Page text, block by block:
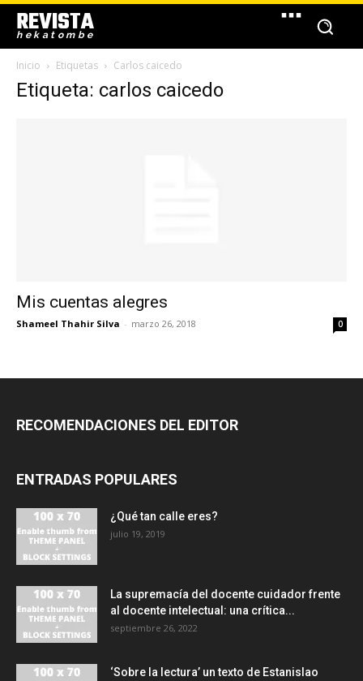
REVISTA
hekatombe
Inicio Etiquetas Carlos caicedo
Etiqueta: carlos caicedo
Mis cuentas alegres
Shameel Thahir Silva - marzo 26, 2018 0
RECOMENDACIONES DEL EDITOR
ENTRADAS POPULARES
¿Qué tan calle eres?
julio 19, 2019
La supremacía del docente cuidador frente
al docente intelectual: una crítica...
septiembre 26, 2022
‘Sobre la lectura’ un texto de Estanislao